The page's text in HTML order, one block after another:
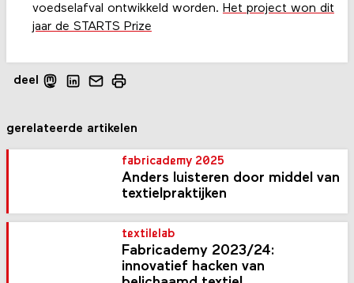
voedselafval ontwikkeld worden. Het project won dit
jaar de STARTS Prize
deel
gerelateerde artikelen
fabricademy 2025
Anders luisteren door middel van
textielpraktijken
textilelab
Fabricademy 2023/24:
innovatief hacken van